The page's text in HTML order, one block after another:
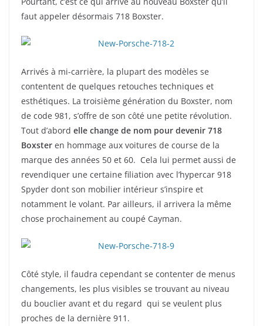
faut appeler désormais 718 Boxster.
Arrivés à mi-carrière, la plupart des modèles se
contentent de quelques retouches techniques et
esthétiques. La troisième génération du Boxster, nom
de code 981, s’offre de son côté une petite révolution.
Tout d’abord elle change de nom pour devenir 718
Boxster en hommage aux voitures de course de la
marque des années 50 et 60. Cela lui permet aussi de
revendiquer une certaine filiation avec l’hypercar 918
Spyder dont son mobilier intérieur s’inspire et
notamment le volant. Par ailleurs, il arrivera la même
chose prochainement au coupé Cayman.
Côté style, il faudra cependant se contenter de menus
changements, les plus visibles se trouvant au niveau
du bouclier avant et du regard qui se veulent plus
proches de la dernière 911.